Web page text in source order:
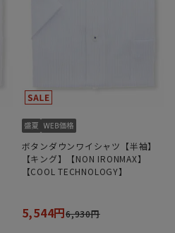
ボタンダウンワイシャツ【半袖】
【キング】【NON IRONMAX】
【COOL TECHNOLOGY】
5,544円6,930円